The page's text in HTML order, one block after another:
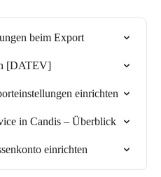
beim Export
[DATEV]
einrichten
in Candis – Überblick
einrichten